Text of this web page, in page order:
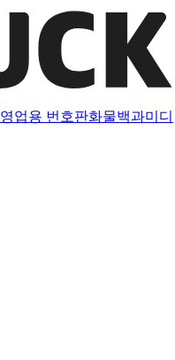
영업용 번호판화물백과미디